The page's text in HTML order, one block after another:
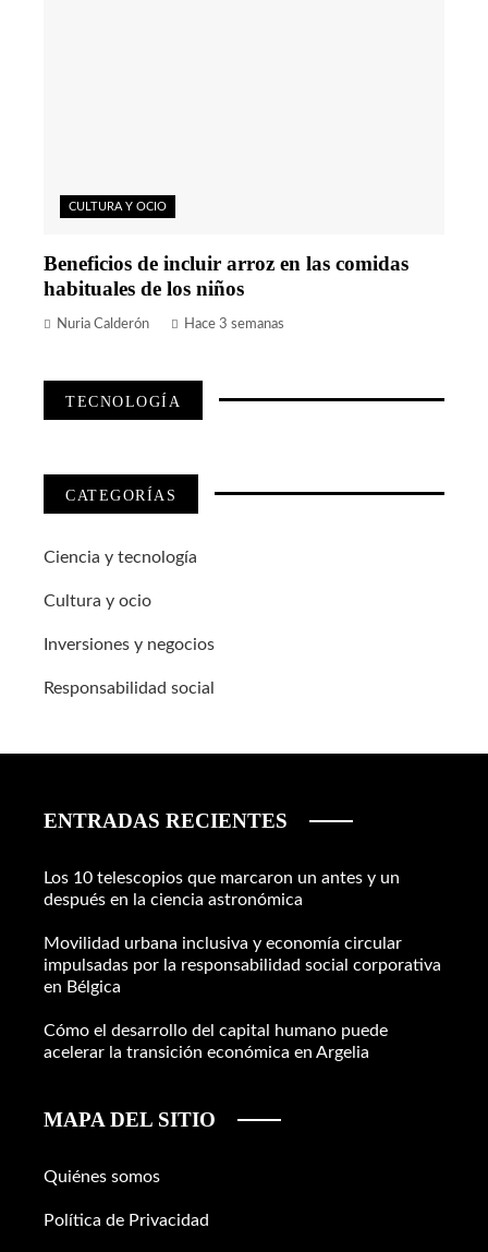
CULTURA Y OCIO
Beneficios de incluir arroz en las comidas
habituales de los niños
Nuria Calderón Hace 3 semanas
TECNOLOGÍA
CATEGORÍAS
Ciencia y tecnología
Cultura y ocio
Inversiones y negocios
Responsabilidad social
ENTRADAS RECIENTES
Los 10 telescopios que marcaron un antes y un
después en la ciencia astronómica
Movilidad urbana inclusiva y economía circular
impulsadas por la responsabilidad social corporativa
en Bélgica
Cómo el desarrollo del capital humano puede
acelerar la transición económica en Argelia
MAPA DEL SITIO
Quiénes somos
Política de Privacidad